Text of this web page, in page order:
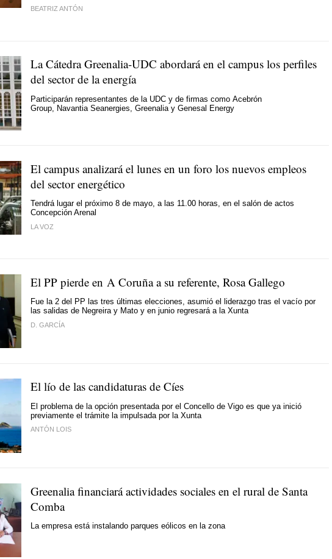
BEATRIZ ANTÓN
La Cátedra Greenalia-UDC abordará en el campus los perfiles
del sector de la energía
Participarán representantes de la UDC y de firmas como Acebrón
Group, Navantia Seanergies, Greenalia y Genesal Energy
El campus analizará el lunes en un foro los nuevos empleos
del sector energético
Tendrá lugar el próximo 8 de mayo, a las 11.00 horas, en el salón de actos
Concepción Arenal
LA VOZ
El PP pierde en A Coruña a su referente, Rosa Gallego
Fue la 2 del PP las tres últimas elecciones, asumió el liderazgo tras el vacío por
las salidas de Negreira y Mato y en junio regresará a la Xunta
D. GARCÍA
El lío de las candidaturas de Cíes
El problema de la opción presentada por el Concello de Vigo es que ya inició
previamente el trámite la impulsada por la Xunta
ANTÓN LOIS
Greenalia financiará actividades sociales en el rural de Santa
Comba
La empresa está instalando parques eólicos en la zona